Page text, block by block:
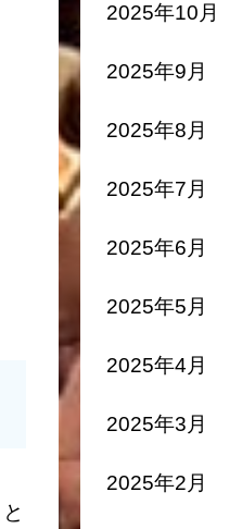
2025年10月
2025年9月
2025年8月
2025年7月
2025年6月
2025年5月
2025年4月
2025年3月
2025年2月